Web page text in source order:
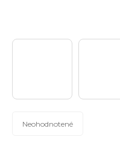
Priemerné
Neohodnotené
?